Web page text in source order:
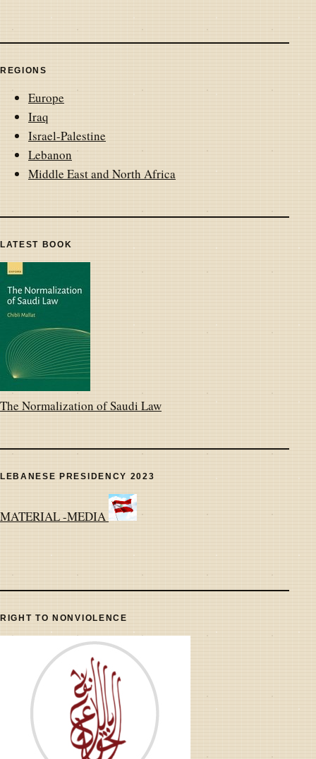
REGIONS
Europe
Iraq
Israel-Palestine
Lebanon
Middle East and North Africa
LATEST BOOK
The Normalization of Saudi Law
LEBANESE PRESIDENCY 2023
MATERIAL -MEDIA
RIGHT TO NONVIOLENCE